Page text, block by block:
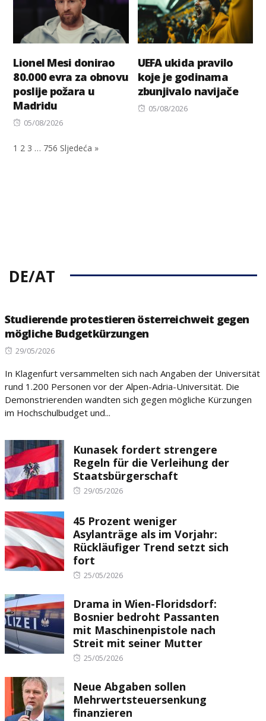
Lionel Mesi donirao
80.000 evra za obnovu
poslije požara u
Madridu
Posted
05/08/2026
UEFA ukida pravilo
koje je godinama
zbunjivalo navijače
Posted
05/08/2026
1 2 3 … 756 Sljedeća »
DE/AT
Studierende protestieren österreichweit gegen
mögliche Budgetkürzungen
Posted
29/05/2026
In Klagenfurt versammelten sich nach Angaben der Universität
rund 1.200 Personen vor der Alpen-Adria-Universität. Die
Demonstrierenden wandten sich gegen mögliche Kürzungen
im Hochschulbudget und...
Kunasek fordert strengere
Regeln für die Verleihung der
Staatsbürgerschaft
Posted
29/05/2026
45 Prozent weniger
Asylanträge als im Vorjahr:
Rückläufiger Trend setzt sich
fort
Posted
25/05/2026
Drama in Wien-Floridsdorf:
Bosnier bedroht Passanten
mit Maschinenpistole nach
Streit mit seiner Mutter
Posted
25/05/2026
Neue Abgaben sollen
Mehrwertsteuersenkung
finanzieren